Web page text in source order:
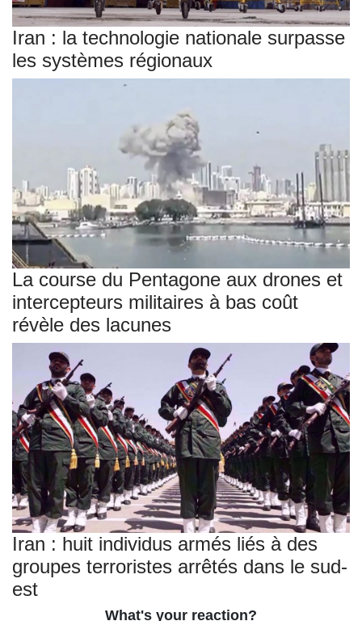
Iran : la technologie nationale surpasse
les systèmes régionaux
La course du Pentagone aux drones et
intercepteurs militaires à bas coût
révèle des lacunes
Iran : huit individus armés liés à des
groupes terroristes arrêtés dans le sud-
est